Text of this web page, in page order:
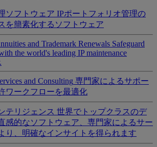
ソフトウェア IPポートフォリオ管理の
を簡素化するソフトウェア
and Trademark Renewals Safeguard
the world's leading IP maintenance
and Consulting 専門家によるサポー
ワークフローを最適化
テリジェンス 世界でトップクラスのデ
感的なソフトウェア、専門家によるサー
り、明確なインサイトを得られます